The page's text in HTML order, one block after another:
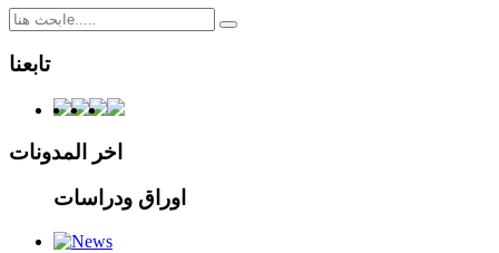
تابعنا
اخر المدونات
اوراق ودراسات